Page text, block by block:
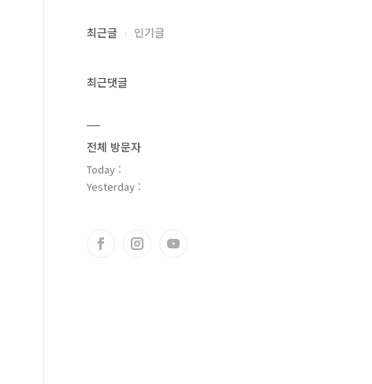
최근글 인기글
최근댓글
전체 방문자
Today :
Yesterday :